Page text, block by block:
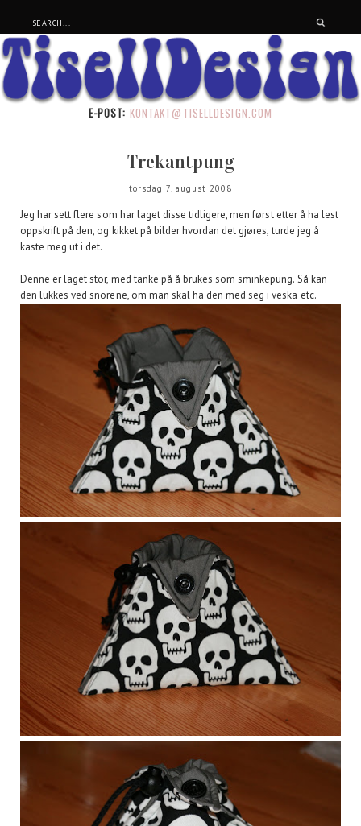
E-POST: KONTAKT@TISELLDESIGN.COM
Trekantpung
torsdag 7. august 2008
Jeg har sett flere som har laget disse tidligere, men først etter å ha lest
oppskrift på den, og kikket på bilder hvordan det gjøres, turde jeg å
kaste meg ut i det.
Denne er laget stor, med tanke på å brukes som sminkepung. Så kan
den lukkes ved snorene, om man skal ha den med seg i veska etc.